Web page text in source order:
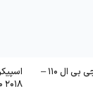
اسپیکر قابل حمل جی بی ال 110 –
2018